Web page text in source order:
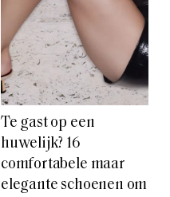
Te gast op een
huwelijk? 16
comfortabele maar
elegante schoenen om